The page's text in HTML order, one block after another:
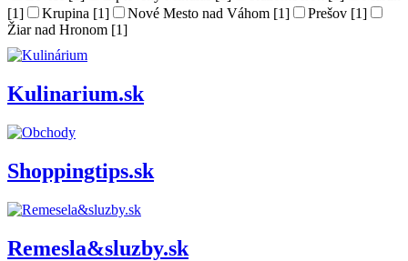
[1]
Krupina [1] Nové Mesto nad Váhom [1]
Prešov [1]
Žiar nad Hronom [1]
Kulinarium.sk
Shoppingtips.sk
Remesla&sluzby.sk